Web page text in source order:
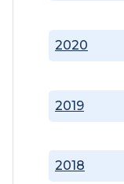
2018
2019
2020